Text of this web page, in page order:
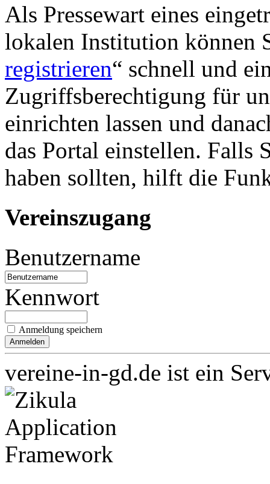
Als Pressewart eines
lokalen Institution können
registrieren“ schnell und
Zugriffsberechtigung für
einrichten lassen und
das Portal einstellen. Falls
haben sollten, hilft die
Vereinszugang
Benutzername
Kennwort
Anmeldung speichern
vereine-in-gd.de ist ein